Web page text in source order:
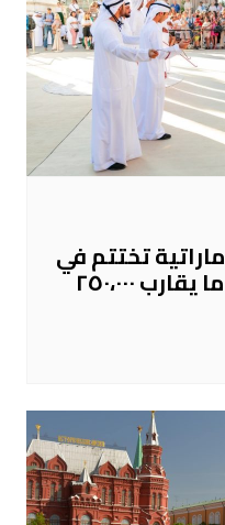
تختتم في
موسكو تسجيل حضور ما يقارب ٢٥٠،٠٠٠